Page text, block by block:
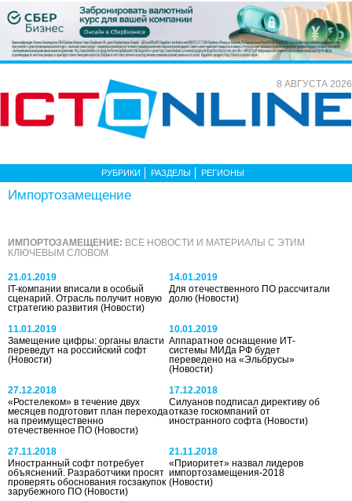
8 АВГУСТА 2026
РУБРИКИ РАЗДЕЛЫ РЕГИОНЫ
Импорто­замещение
ИМПОРТО­ЗАМЕЩЕНИЕ: ВСЕ НОВОСТИ И МАТЕРИАЛЫ С ЭТИМ
КЛЮЧЕВЫМ СЛОВОМ
21.01.2019
IT-компании вписали в особый
сценарий. Отрасль получит новую
стратегию развития (Новости)
14.01.2019
Для отечественного ПО рассчитали
долю(Новости)
11.01.2019
Замещение цифры: органы власти
переведут на российский софт
(Новости)
10.01.2019
Аппаратное оснащение ИТ-
системы МИДа РФ будет
переведено на «Эльбрусы»
(Новости)
27.12.2018
«Ростелеком» в течение двух
месяцев подготовит план перехода
на преимущественно
отечественное ПО (Новости)
17.12.2018
Силуанов подписал директиву об
отказе госкомпаний от
иностранного софта(Новости)
27.11.2018
Иностранный софт потребует
объяснений. Разработчики просят
проверять обоснования госзакупок
зарубежного ПО (Новости)
21.11.2018
«Приоритет» назвал лидеров
импортозамещения-2018
(Новости)